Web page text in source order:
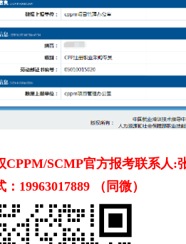
权CPPM/SCMP官方报
19963017889 （同微）